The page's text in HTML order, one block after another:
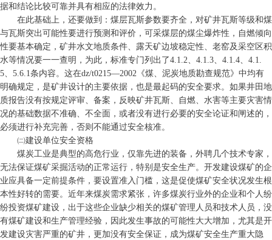
据和结论比较可靠并具有相应的法律效力。
在此基础上，还要做到：煤层瓦斯参数要齐全，对矿井瓦斯等级和煤
与瓦斯突出可能性要进行预测和评价，可采煤层的煤尘爆炸性，自燃倾向
性要基本确定，矿井水文地质条件、露天矿边坡稳定性、老窑及采空区积
水等情况要一一查明，为此，标准专门列出了4.1.2、4.1.3、4.1.4、4.1.
5、5.6.1条内容。这在dz/t0215—2002《煤、泥炭地质勘查规范》中均有
明确规定，是矿井设计的主要依据，也是最起码的安全要求。如果井田地
质报告没有按规定评审、备案，反映矿井瓦斯、自燃、水害等主要灾害情
况的基础数据不准确、不全面，或者没有进行必要的安全论证和闸述的，
必须进行补充完善，否则不能通过安全核准。
㈡建设单位安全资格
煤炭工业是典型的高危行业，仅靠先进的装备，外聘几个技术专家，
无法保证煤矿采掘活动的正常运行，特别是安全生产。开发建设煤矿的企
业应具备一定前提条件，要设置准入门槛，这是促使煤矿安全状况发生根
本性好转的需要。近年来煤炭需求紧张，许多煤炭行业外的企业和个人纷
纷投资煤矿建设，出于这些企业缺少相关的煤矿管理人员和技术人员，没
有煤矿建设和生产管理经验，因此发生事故的可能性大大增加，尤其是开
发建设灾害严重的矿井，更加没有安全保证，成为煤矿安全生产重大隐